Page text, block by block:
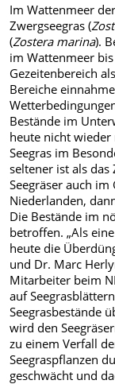
Im Wattenmeer
Zwergseegras (
(Zostera marina).
im Wattenmeer
Gezeitenbereich
Bereiche
Bestände im
heute nicht wieder
Seegras im
seltener ist als das
Seegräser auch
Niederlanden,
Die Bestände im
betroffen. „Als
heute die
und Dr. Marc
Mitarbeiter beim
auf
Seegrasbestände
wird den
zu einem Verfall
Seegraspflanzen
geschwächt und